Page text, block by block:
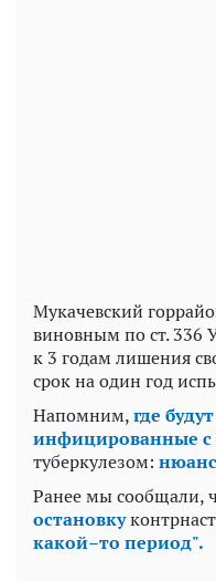
Мукачевский
виновным по ст. 336
к 3 годам лишения
срок на один год
Напомним,где
инфицированные с
туберкулезом:
Ранее мы сообщали,
остановку
какой–то период".